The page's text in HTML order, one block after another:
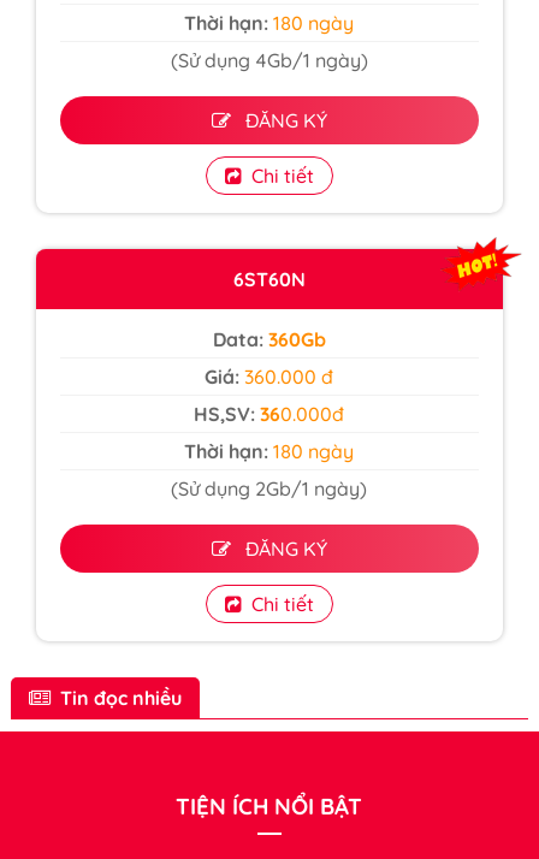
Thời hạn: 180 ngày
(Sử dụng 4Gb/1 ngày)
ĐĂNG KÝ
Chi tiết
6ST60N
Data:360Gb
Giá:360.000 đ
HS,SV: 360.000đ
Thời hạn: 180 ngày
(Sử dụng 2Gb/1 ngày)
ĐĂNG KÝ
Chi tiết
Tin đọc nhiều
TIỆN ÍCH NỔI BẬT